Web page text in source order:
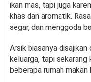
ikan mas, tapi juga
khas dan aromatik.
segar, dan menggoda
Arsik biasanya
keluarga, tapi sekarang
beberapa rumah makan